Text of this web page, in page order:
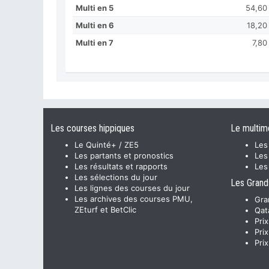
Multi en 5
Multi en 6
Multi en 7
Les courses hippiques
Le Quinté+ / ZE5
Les partants et pronostics
Les résultats et rapports
Les sélections du jour
Les lignes des courses du jour
Les archives des courses PMU,
ZEturf et BetClic
Le
Les